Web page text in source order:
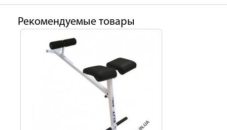
Рекомендуемые товары